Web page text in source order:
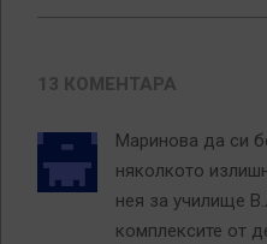
13 КОМЕНТАРА
Маринова да си
няколкото
нея за училище
комплексите от